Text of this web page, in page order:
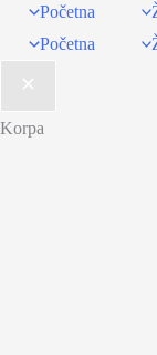
Početna
Početna
Korpa